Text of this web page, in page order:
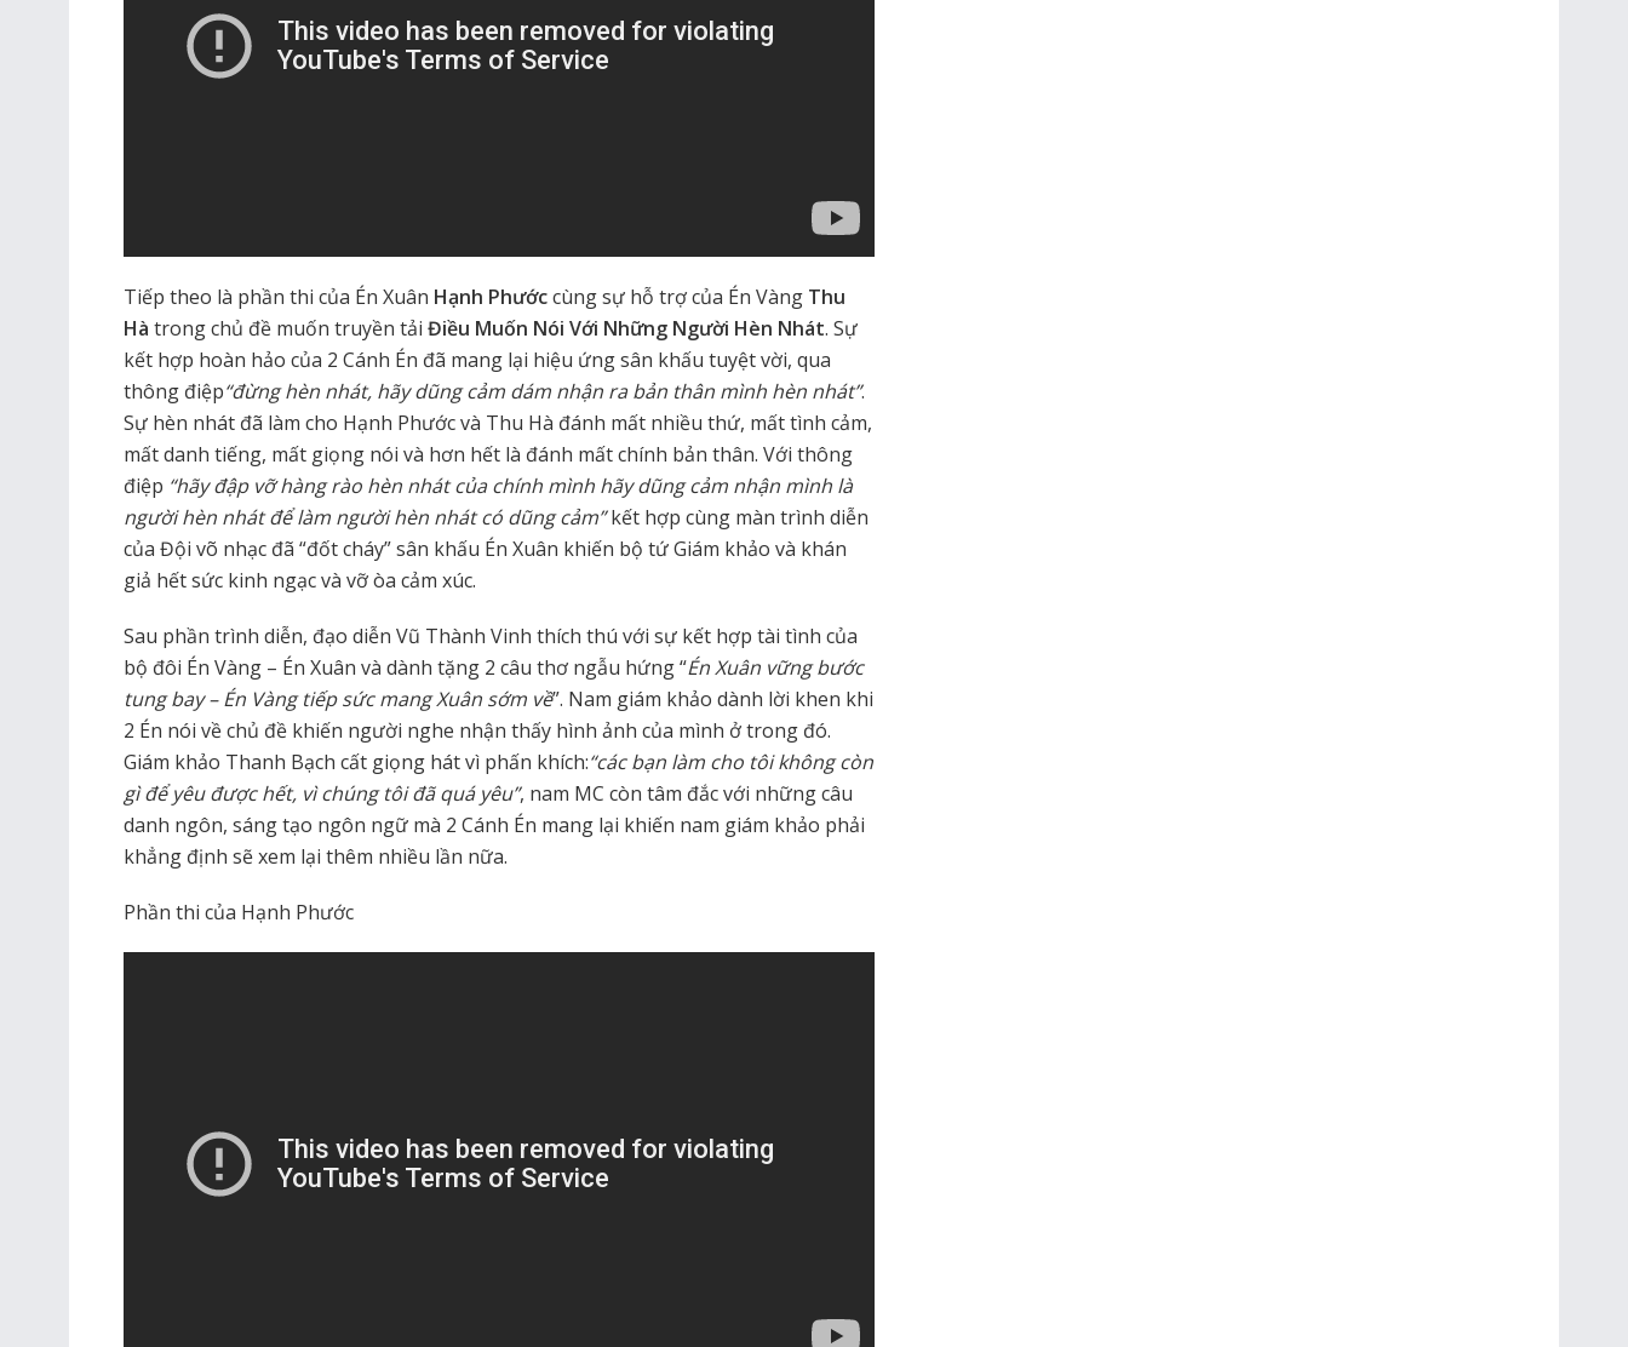
Tiếp theo là phần thi của Én Xuân Hạnh Phướccùng sự hỗ trợ của Én Vàng Thu
Hà trong chủ đề muốn truyền tải Điều Muốn Nói Với Những Người Hèn Nhát. Sự
kết hợp hoàn hảo của 2 Cánh Én đã mang lại hiệu ứng sân khấu tuyệt vời, qua
thông điệp“đừng hèn nhát, hãy dũng cảm dám nhận ra bản thân mình hèn nhát”.
Sự hèn nhát đã làm cho Hạnh Phước và Thu Hà đánh mất nhiều thứ, mất tình cảm,
mất danh tiếng, mất giọng nói và hơn hết là đánh mất chính bản thân. Với thông
điệp “hãy đập vỡ hàng rào hèn nhát của chính mình hãy dũng cảm nhận mình là
người hèn nhát để làm người hèn nhát có dũng cảm”kết hợp cùng màn trình diễn
của Đội võ nhạc đã “đốt cháy” sân khấu Én Xuân khiến bộ tứ Giám khảo và khán
giả hết sức kinh ngạc và vỡ òa cảm xúc.
Sau phần trình diễn, đạo diễn Vũ Thành Vinh thích thú với sự kết hợp tài tình của
bộ đôi Én Vàng – Én Xuân và dành tặng 2 câu thơ ngẫu hứng “Én Xuân vững bước
tung bay – Én Vàng tiếp sức mang Xuân sớm về”. Nam giám khảo dành lời khen khi
2 Én nói về chủ đề khiến người nghe nhận thấy hình ảnh của mình ở trong đó.
Giám khảo Thanh Bạch cất giọng hát vì phấn khích:“các bạn làm cho tôi không còn
gì để yêu được hết, vì chúng tôi đã quá yêu”, nam MC còn tâm đắc với những câu
danh ngôn, sáng tạo ngôn ngữ mà 2 Cánh Én mang lại khiến nam giám khảo phải
khẳng định sẽ xem lại thêm nhiều lần nữa.
Phần thi của Hạnh Phước